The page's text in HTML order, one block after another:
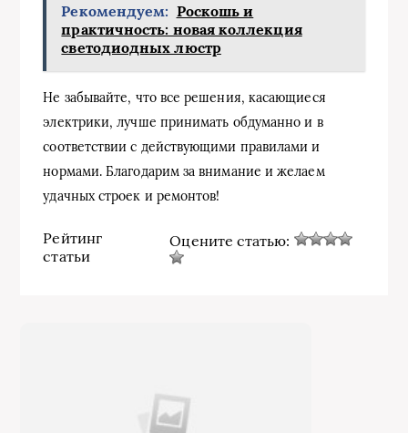
Рекомендуем: Роскошь и
практичность: новая коллекция
светодиодных люстр
Не забывайте, что все решения, касающиеся
электрики, лучше принимать обдуманно и в
соответствии с действующими правилами и
нормами. Благодарим за внимание и желаем
удачных строек и ремонтов!
Рейтинг
статьи
Оцените статью: